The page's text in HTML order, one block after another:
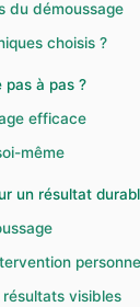
du démoussage
choisis ?
à pas ?
efficace
même
un résultat
résultats visibles